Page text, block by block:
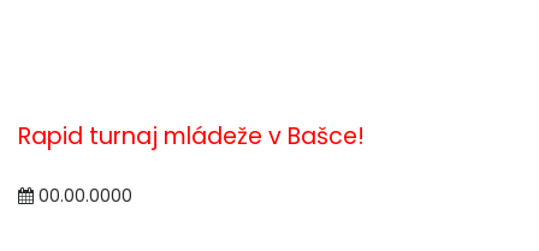
Rapid turnaj mládeže v Bašce!
00.00.0000